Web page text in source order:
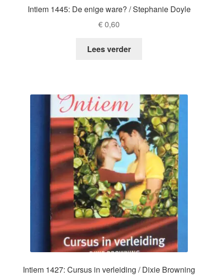
Intiem 1445: De enige ware? / Stephanie Doyle
€0,60
Lees verder
Intiem 1427: Cursus in verleiding / Dixie Browning